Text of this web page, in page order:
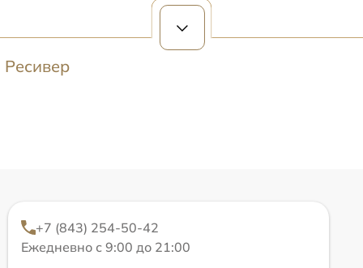
Ресивер
+7 (843) 254-50-42
Ежедневно с 9:00 до 21:00